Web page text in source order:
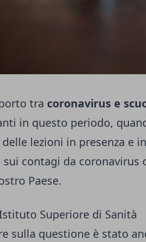
tra coronavirus e
in questo periodo,
lezioni in presenza e
contagi da
Paese.
Superiore di Sanità
sulla questione è stato